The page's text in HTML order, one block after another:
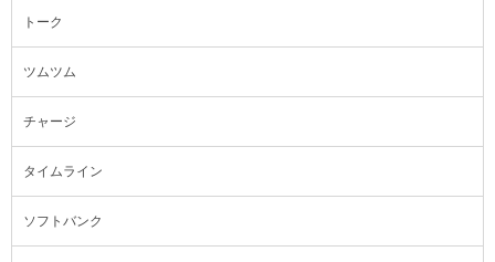
トーク
ツムツム
チャージ
タイムライン
ソフトバンク